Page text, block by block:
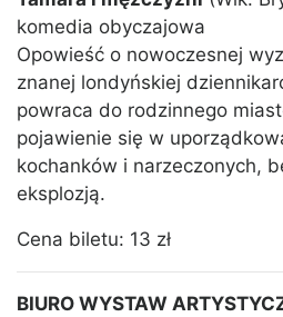
komedia obyczajowa
Opowieść o nowoczesnej
znanej londyńskiej
powraca do rodzinnego
pojawienie się w
kochanków i narzeczonych,
eksplozją.
Cena biletu: 13 zł
BIURO WYSTAW